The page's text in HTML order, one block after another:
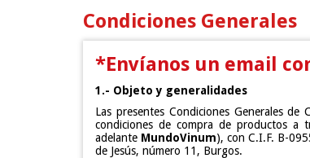
Condiciones Generales
*Envíanos un email
1.- Objeto y generalidades
Las presentes Condiciones Generales de
condiciones de compra de productos a
adelante MundoVinum), con C.I.F. B-
de Jesús, número 11, Burgos.